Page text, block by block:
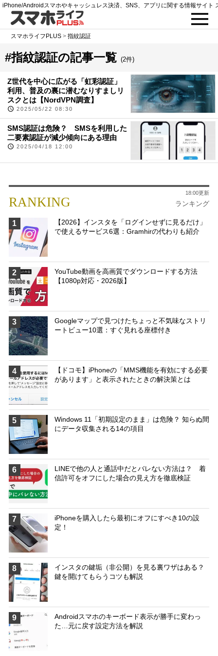
iPhone/Androidスマホやキャッシュレス決済、SNS、アプリに関する情報サイト
スマホライフPLUS >指紋認証
#指紋認証の記事一覧 (2件)
Z世代を中心に広がる「虹彩認証」
利用、普及の裏に潜むなりすましリ
スクとは【NordVPN調査】
2025/05/22 08:30
SMS認証は危険？ SMSを利用した
二要素認証が減少傾向にある理由
2025/04/18 12:00
RANKING ランキング
18:00更新
1
【2026】インスタを「ログインせずに見るだけ」
で使えるサービス6選：Gramhirの代わりも紹介
2
YouTube動画を高画質でダウンロードする方法
【1080p対応・2026版】
3
Googleマップで見つけたちょっと不気味なストリ
ートビュー10選：すぐ見れる座標付き
4
【ドコモ】iPhoneの「MMS機能を有効にする必要
があります」と表示されたときの解決策とは
5
Windows 11「初期設定のまま」は危険？ 知らぬ間
にデータ収集される14の項目
6
LINEで他の人と通話中だとバレない方法は？ 着
信許可をオフにした場合の見え方を徹底検証
7
iPhoneを購入したら最初にオフにすべき10の設
定！
8
インスタの鍵垢（非公開）を見る裏ワザはある？
鍵を開けてもらうコツも解説
9
Androidスマホのキーボード表示が勝手に変わっ
た…元に戻す設定方法を解説